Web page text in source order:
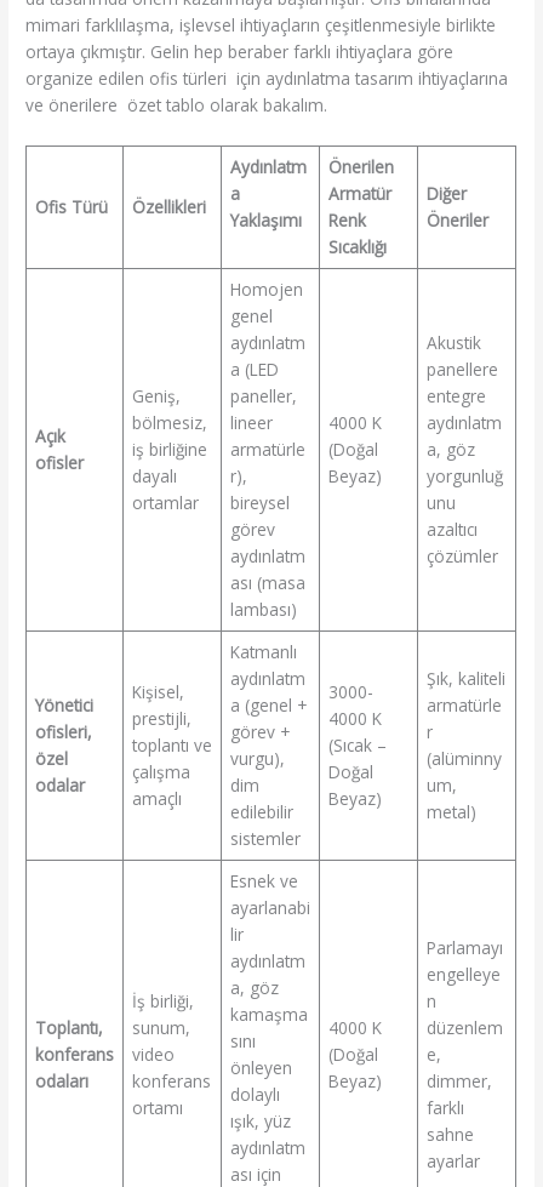
mimari farklılaşma, işlevsel ihtiyaçların çeşitlenmesiyle birlikte
ortaya çıkmıştır. Gelin hep beraber farklı ihtiyaçlara göre
organize edilen ofis türleri için aydınlatma tasarım ihtiyaçlarına
ve önerilere özet tablo olarak bakalım.
Ofis Türü Özellikleri
Aydınlatm
a
Yaklaşımı
Önerilen
Armatür
Renk
Sıcaklığı
Diğer
Öneriler
Açık
ofisler
Geniş,
bölmesiz,
iş birliğine
dayalı
ortamlar
Homojen
genel
aydınlatm
a (LED
paneller,
lineer
armatürle
r),
bireysel
görev
aydınlatm
ası (masa
lambası)
4000 K
(Doğal
Beyaz)
Akustik
panellere
entegre
aydınlatm
a, göz
yorgunluğ
unu
azaltıcı
çözümler
Yönetici
ofisleri,
özel
odalar
Kişisel,
prestijli,
toplantı ve
çalışma
amaçlı
Katmanlı
aydınlatm
a (genel +
görev +
vurgu),
dim
edilebilir
sistemler
3000-
4000 K
(Sıcak –
Doğal
Beyaz)
Şık, kaliteli
armatürle
r
(alüminny
um,
metal)
Toplantı,
konferans
odaları
İş birliği,
sunum,
video
konferans
ortamı
Esnek ve
ayarlanabi
lir
aydınlatm
a, göz
kamaşma
sını
önleyen
dolaylı
ışık, yüz
aydınlatm
ası için
4000 K
(Doğal
Beyaz)
Parlamayı
engelleye
n
düzenlem
e,
dimmer,
farklı
sahne
ayarlar